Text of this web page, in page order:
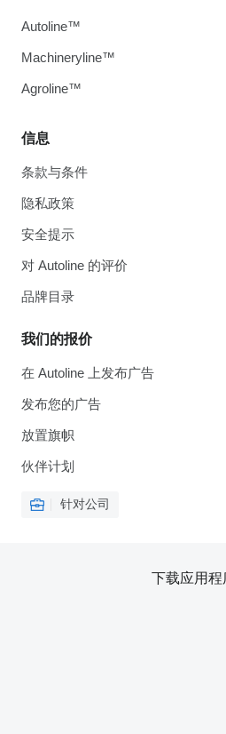
信息
条款与条件
隐私政策
安全提示
对 Autoline 的评价
品牌目录
我们的报价
在 Autoline 上发布广告
发布您的广告
放置旗帜
伙伴计划
针对公司
Autoline™
Machineryline™
Agroline™
下载应用程